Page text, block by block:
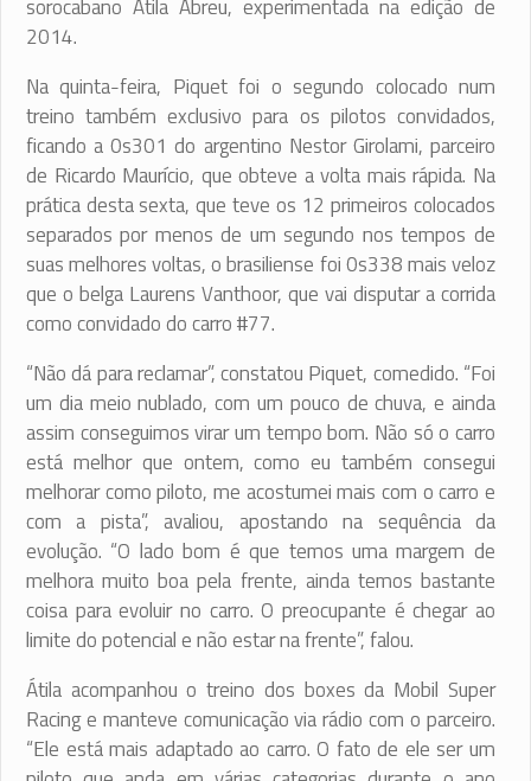
sorocabano Átila Abreu, experimentada na edição de
2014.
Na quinta-feira, Piquet foi o segundo colocado num
treino também exclusivo para os pilotos convidados,
ficando a 0s301 do argentino Nestor Girolami, parceiro
de Ricardo Maurício, que obteve a volta mais rápida. Na
prática desta sexta, que teve os 12 primeiros colocados
separados por menos de um segundo nos tempos de
suas melhores voltas, o brasiliense foi 0s338 mais veloz
que o belga Laurens Vanthoor, que vai disputar a corrida
como convidado do carro #77.
“Não dá para reclamar”, constatou Piquet, comedido. “Foi
um dia meio nublado, com um pouco de chuva, e ainda
assim conseguimos virar um tempo bom. Não só o carro
está melhor que ontem, como eu também consegui
melhorar como piloto, me acostumei mais com o carro e
com a pista”, avaliou, apostando na sequência da
evolução. “O lado bom é que temos uma margem de
melhora muito boa pela frente, ainda temos bastante
coisa para evoluir no carro. O preocupante é chegar ao
limite do potencial e não estar na frente”, falou.
Átila acompanhou o treino dos boxes da Mobil Super
Racing e manteve comunicação via rádio com o parceiro.
“Ele está mais adaptado ao carro. O fato de ele ser um